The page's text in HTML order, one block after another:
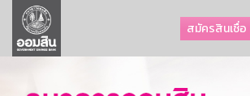
สมัครสินเชื่อ
ลูกค้าธุรกิจ
ลูกค้าผู้ประกอบรายย่อย